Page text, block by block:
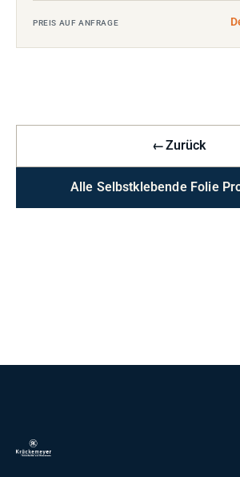
PREIS AUF ANFRAGE
←Zurück
Alle Selbstklebende Folie